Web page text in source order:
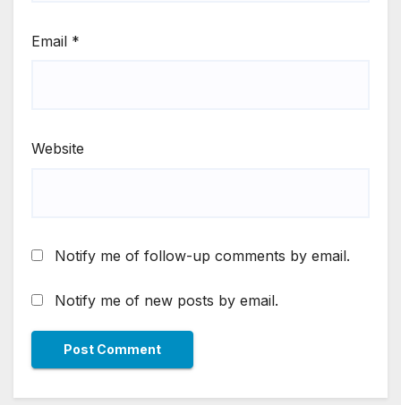
Email *
Website
Notify me of follow-up comments by email.
Notify me of new posts by email.